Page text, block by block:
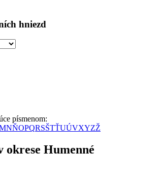
hniezd
písmenom:
NŇOPQRSŠTŤUÚVXYZŽ
okrese Humenné